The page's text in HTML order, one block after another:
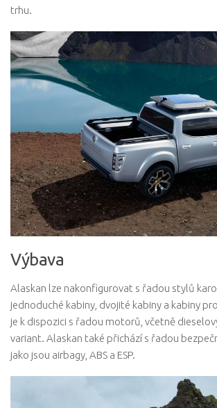
trhu.
Výbava
Alaskan lze nakonfigurovat s řadou stylů
jednoduché kabiny, dvojité kabiny a kabiny
je k dispozici s řadou motorů, včetně
variant. Alaskan také přichází s řadou
jako jsou airbagy, ABS a ESP.